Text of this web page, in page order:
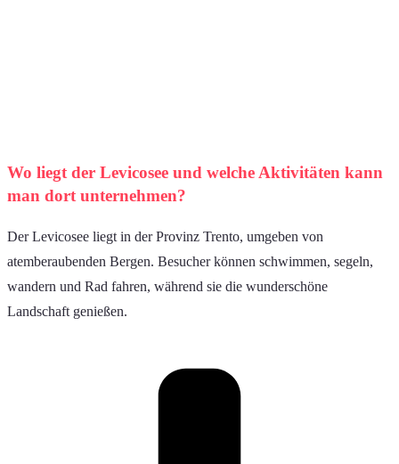
Wo liegt der Levicosee und welche Aktivitäten kann
man dort unternehmen?
Der Levicosee liegt in der Provinz Trento, umgeben von
atemberaubenden Bergen. Besucher können schwimmen, segeln,
wandern und Rad fahren, während sie die wunderschöne
Landschaft genießen.